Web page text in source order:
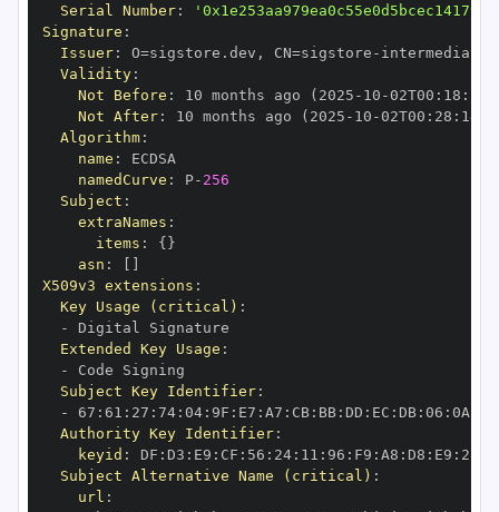
Serial Number:
Signature :
Issuer: O=sigstore.dev , CN=sigstore -
Validity:
Not Before : 10 months ago (2025 - 10 -02T00 : 18 :
Not After: 10 months ago (2025 - 10 -02T00 : 28 :
Algorithm:
name :
namedCurve : P- 256
Subject :
extraNames :
items : { }
asn :
X509v3 extensions :
Key Usage (critical) :
-
Extended Key Usage :
-
Subject Key Identifier:
-
67 : 61 : 27 : 74: 04: 9F : E7 : A7 : CB: BB: DD : EC : DB: 06 : 0A
Authority Key Identifier:
keyid : DF : D3 : E9 : CF : 56 : 24: 11 : 96 : F9 : A8 : D8 : E9 : 28
Subject Alternative Name (critical) :
url :